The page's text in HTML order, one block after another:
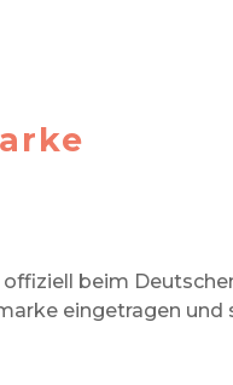
beim
eingetragen und